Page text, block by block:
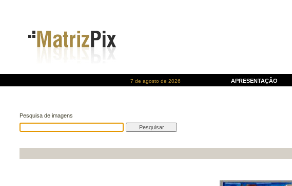
7 de agosto de 2026 APRESENTAÇÃO
Pesquisa de imagens